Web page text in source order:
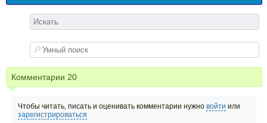
Комментарии 20
Чтобы читать, писать и оценивать комментарии нужно войти или
зарегистрироваться